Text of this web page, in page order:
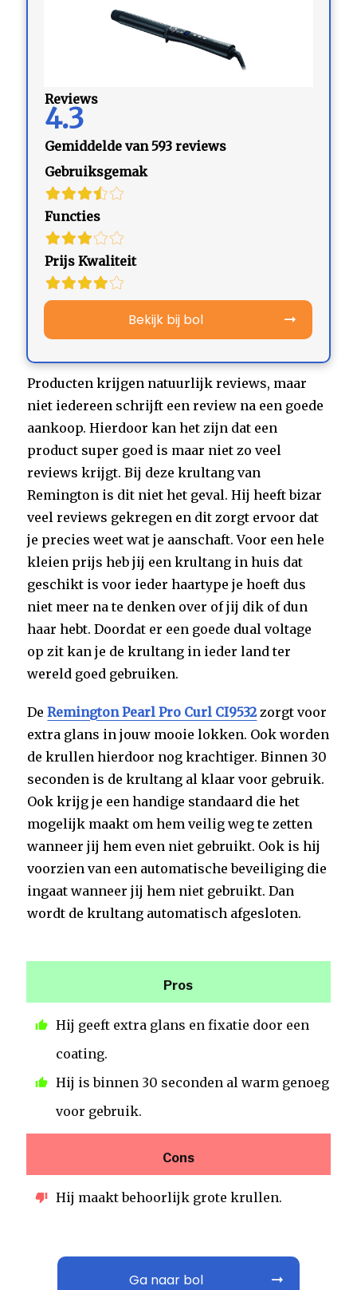
Reviews
4.3
Gemiddelde van 593 reviews
Gebruiksgemak
Functies
Prijs Kwaliteit
Bekijk bij bol
Producten krijgen natuurlijk reviews, maar
niet iedereen schrijft een review na een goede
aankoop. Hierdoor kan het zijn dat een
product super goed is maar niet zo veel
reviews krijgt. Bij deze krultang van
Remington is dit niet het geval. Hij heeft bizar
veel reviews gekregen en dit zorgt ervoor dat
je precies weet wat je aanschaft. Voor een hele
kleien prijs heb jij een krultang in huis dat
geschikt is voor ieder haartype je hoeft dus
niet meer na te denken over of jij dik of dun
haar hebt. Doordat er een goede dual voltage
op zit kan je de krultang in ieder land ter
wereld goed gebruiken.
DeRemington Pearl Pro Curl CI9532zorgt voor
extra glans in jouw mooie lokken. Ook worden
de krullen hierdoor nog krachtiger. Binnen 30
seconden is de krultang al klaar voor gebruik.
Ook krijg je een handige standaard die het
mogelijk maakt om hem veilig weg te zetten
wanneer jij hem even niet gebruikt. Ook is hij
voorzien van een automatische beveiliging die
ingaat wanneer jij hem niet gebruikt. Dan
wordt de krultang automatisch afgesloten.
Pros
Hij geeft extra glans en fixatie door een
coating.
Hij is binnen 30 seconden al warm genoeg
voor gebruik.
Cons
Hij maakt behoorlijk grote krullen.
Ga naar bol